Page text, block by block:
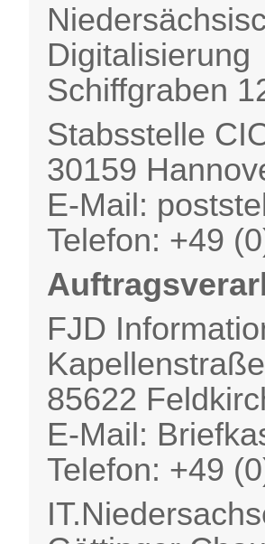
Digitalisierung
Schiffgraben
Stabsstelle
30159
E-Mail:
Telefon: +49
FJD
85622
E-Mail:
Telefon: +49